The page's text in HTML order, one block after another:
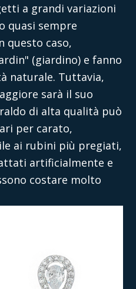
a grandi variazioni
quasi sempre
questo caso,
(giardino) e fanno
naturale. Tuttavia,
sarà il suo
di alta qualità può
per carato,
ai rubini più pregiati,
artificialmente e
costare molto